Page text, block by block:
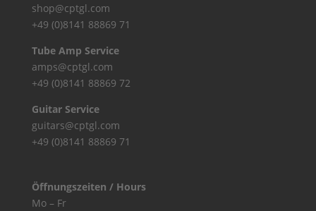
shop@cptgl.com
+49 (0)8141 88869 71
Tube Amp Service
amps@cptgl.com
+49 (0)8141 88869 72
Guitar Service
guitars@cptgl.com
+49 (0)8141 88869 71
Öffnungszeiten / Hours
Mo – Fr